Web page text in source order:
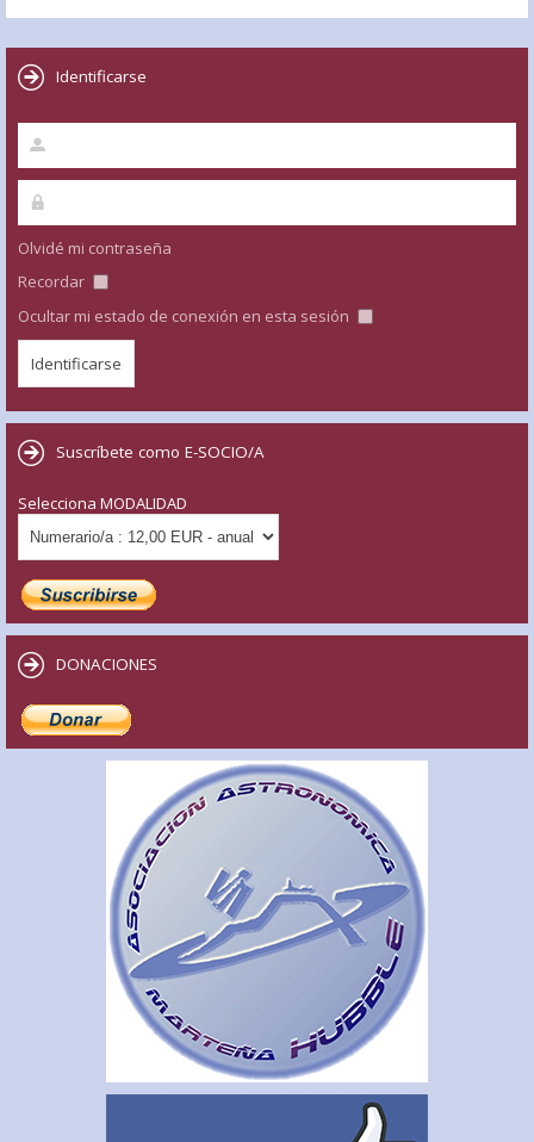
Identificarse
Olvidé mi contraseña
Recordar
Ocultar mi estado de conexión en esta sesión
Suscríbete como E-SOCIO/A
Selecciona MODALIDAD
DONACIONES